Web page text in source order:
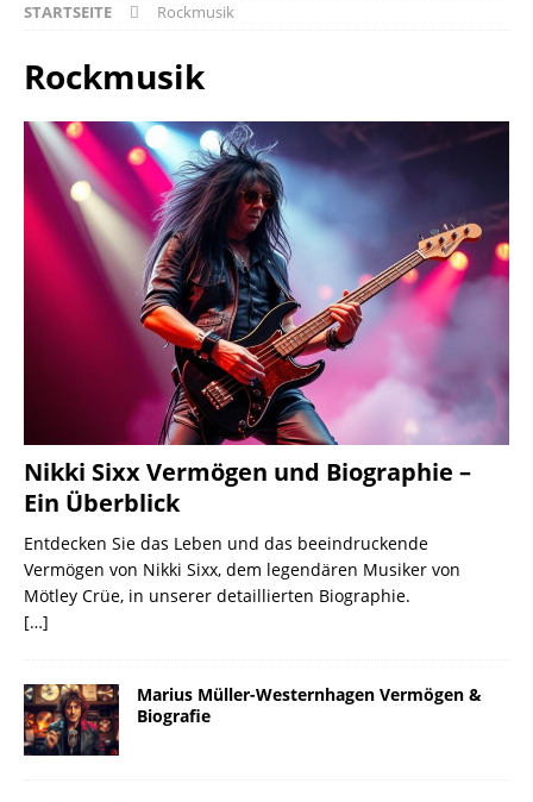
STARTSEITE Rockmusik
Rockmusik
Nikki Sixx Vermögen und Biographie –
Ein Überblick
Entdecken Sie das Leben und das beeindruckende
Vermögen von Nikki Sixx, dem legendären Musiker von
Mötley Crüe, in unserer detaillierten Biographie.
[…]
Marius Müller-Westernhagen Vermögen &
Biografie